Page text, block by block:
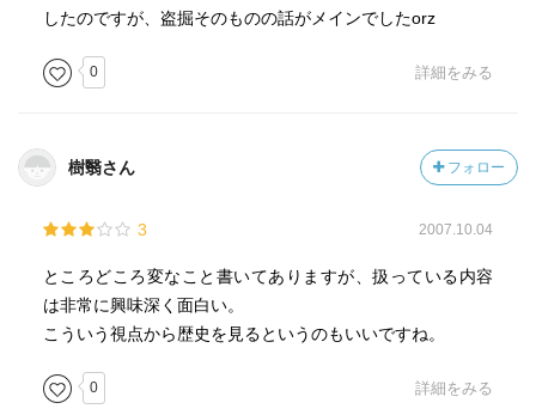
したのですが、盗掘そのものの話がメインでしたorz
0 詳細をみる
樹翳さん フォロー
3 2007.10.04
ところどころ変なこと書いてありますが、扱っている内容
は非常に興味深く面白い。
こういう視点から歴史を見るというのもいいですね。
0 詳細をみる